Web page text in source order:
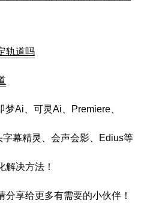
轨道吗
Ai、可灵Ai、Premiere、
幕精灵、会声会影、Edius等
解决方法！
享给更多有需要的小伙伴！